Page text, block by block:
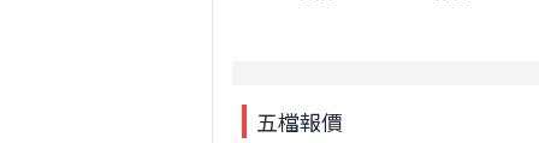
五檔報價